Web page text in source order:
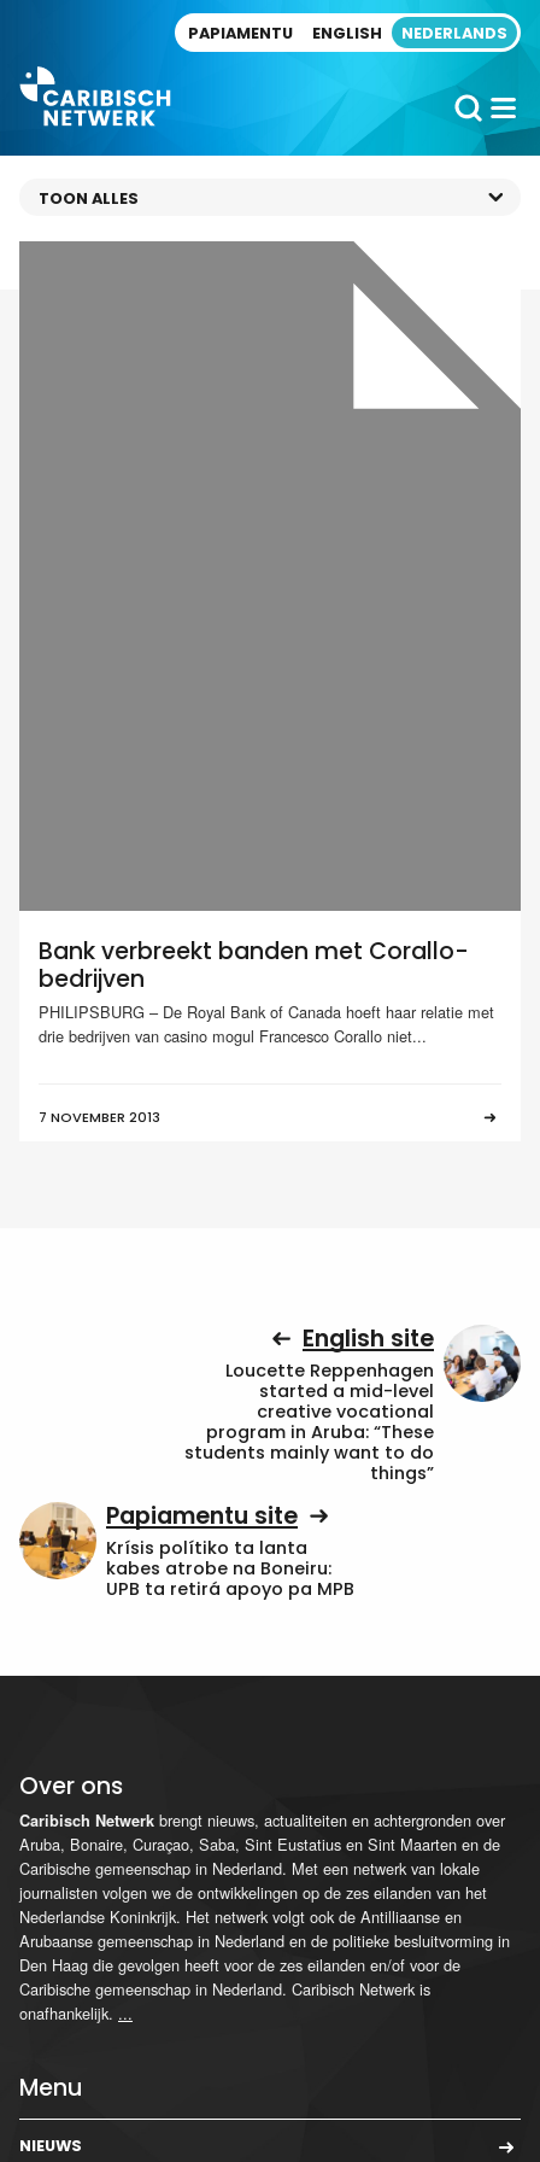
PAPIAMENTU ENGLISH NEDERLANDS
Bank verbreekt banden met Corallo-
bedrijven
PHILIPSBURG – De Royal Bank of Canada hoeft haar relatie met
drie bedrijven van casino mogul Francesco Corallo niet...
7 NOVEMBER 2013
English site
Loucette Reppenhagen
started a mid-level
creative vocational
program in Aruba: “These
students mainly want to do
things”
Papiamentu site
Krísis polítiko ta lanta
kabes atrobe na Boneiru:
UPB ta retirá apoyo pa MPB
Over ons
Caribisch Netwerk brengt nieuws, actualiteiten en achtergronden over
Aruba, Bonaire, Curaçao, Saba, Sint Eustatius en Sint Maarten en de
Caribische gemeenschap in Nederland. Met een netwerk van lokale
journalisten volgen we de ontwikkelingen op de zes eilanden van het
Nederlandse Koninkrijk. Het netwerk volgt ook de Antilliaanse en
Arubaanse gemeenschap in Nederland en de politieke besluitvorming in
Den Haag die gevolgen heeft voor de zes eilanden en/of voor de
Caribische gemeenschap in Nederland. Caribisch Netwerk is
onafhankelijk. ...
Menu
NIEUWS